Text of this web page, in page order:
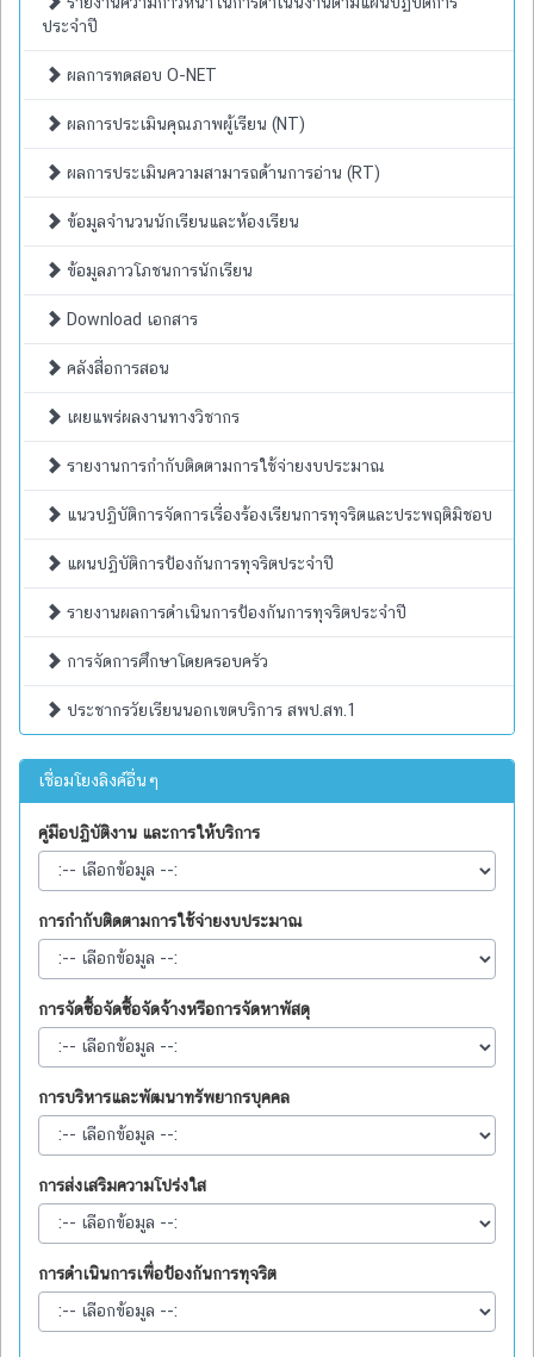
ประจำปี
ผลการทดสอบ O-NET
ผลการประเมินคุณภาพผู้เรียน (NT)
ผลการประเมินความสามารถด้านการอ่าน (RT)
ข้อมูลจำนวนนักเรียนและห้องเรียน
ข้อมูลภาวโภชนการนักเรียน
Download เอกสาร
คลังสื่อการสอน
เผยแพร่ผลงานทางวิชากร
รายงานการกำกับติดตามการใช้จ่ายงบประมาณ
แนวปฏิบัติการจัดการเรื่องร้องเรียนการทุจริตและประพฤติมิชอบ
แผนปฏิบัติการป้องกันการทุจริตประจำปี
รายงานผลการดำเนินการป้องกันการทุจริตประจำปี
การจัดการศึกษาโดยครอบครัว
ประชากรวัยเรียนนอกเขตบริการ สพป.สท.1
เชื่อมโยงลิงค์อื่นๆ
คู่มือปฏิบัติงาน และการให้บริการ
การกำกับติดตามการใช้จ่ายงบประมาณ
การจัดซื้อจัดซื้อจัดจ้างหรือการจัดหาพัสดุ
การบริหารและพัฒนาทรัพยากรบุคคล
การส่งเสริมความโปร่งใส
การดำเนินการเพื่อป้องกันการทุจริต